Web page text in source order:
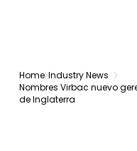
Home Industry News
Nombres Virbac nuevo
de Inglaterra